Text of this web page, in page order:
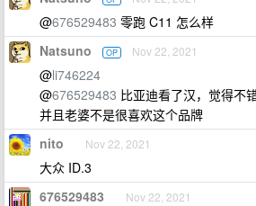
@676529483 零跑 C11 怎么样
Natsuno OP Nov 22, 2021
@li746224
@676529483 比亚迪看了汉，觉得不
并且老婆不是很喜欢这个品牌
nito Nov 22, 2021
大众 ID.3
676529483 Nov 22, 2021